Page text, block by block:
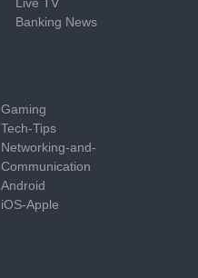
Banking News
Gaming
Tech-Tips
Networking-and-
Communication
Android
iOS-Apple